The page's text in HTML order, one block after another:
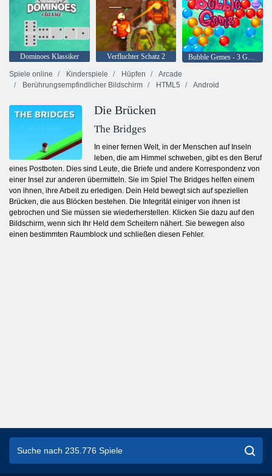
Dominoes Klassiker Verfluchter Schatz 2
Bubble Gemes - 3 Gewinnt
Spiele online
Kinderspiele Hüpfen
Arcade
Berührungsempfindlicher Bildschirm
HTML5 Android
Die Brücken
The Bridges
In einer fernen Welt, in der Menschen auf Inseln
leben, die am Himmel schweben, gibt es den Beruf
eines Postboten. Dies sind Leute, die Briefe und andere Korrespondenz von
einer Insel zur anderen übermitteln. Sie im Spiel The Bridges helfen einem
von ihnen, ihre Arbeit zu erledigen. Dein Held bewegt sich auf speziellen
Brücken, die aus Blöcken bestehen. Die Integrität einiger von ihnen ist
gebrochen und Sie müssen sie wiederherstellen. Klicken Sie dazu auf den
Bildschirm, wenn sich Ihr Held dem Scheitern nähert. Sie bewegen also
einen bestimmten Raumblock und schließen diesen Fehler.